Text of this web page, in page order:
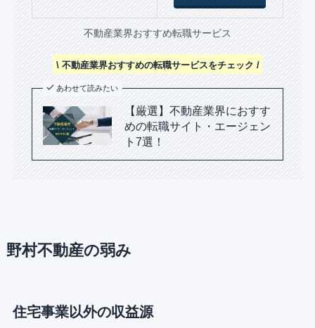
不動産業界おすすめ転職サービス
\ 不動産業界おすすめの転職サービスをチェック /
あわせて読みたい
【厳選】不動産業界におすす
めの転職サイト・エージェン
ト7選！
野村不動産の弱み
住宅事業以外の収益源